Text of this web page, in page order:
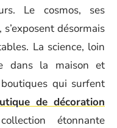
Le cosmos, ses
désormais
La science, loin
dans la maison et
qui surfent
de décoration
étonnante